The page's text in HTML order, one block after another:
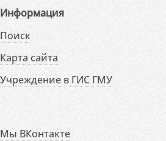
Информация
Поиск
Карта сайта
Учреждение в ГИС ГМУ
Мы ВКонтакте